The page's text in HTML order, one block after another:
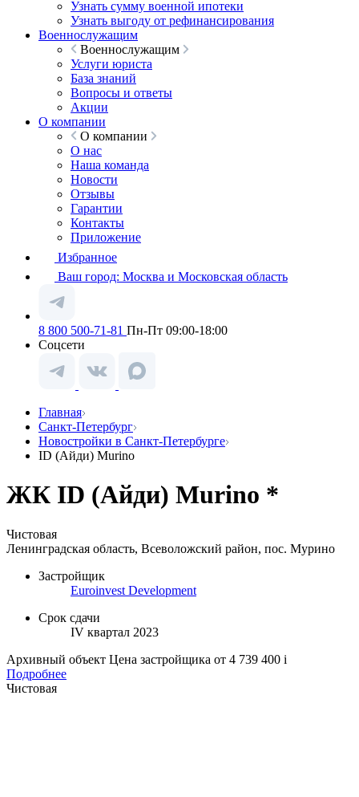
Узнать сумму военной ипотеки
Узнать выгоду от рефинансирования
Военнослужащим
Военнослужащим
Услуги юриста
База знаний
Вопросы и ответы
Акции
О компании
О компании
О нас
Наша команда
Новости
Отзывы
Гарантии
Контакты
Приложение
Избранное
Ваш город: Москва и Московская область
8 800 500-71-81 Пн-Пт 09:00-18:00
Соцсети
Главная
Санкт-Петербург
Новостройки в Санкт-Петербурге
ID (Айди) Murino
ЖК ID (Айди) Murino *
Чистовая
Ленинградская область, Всеволожский район, пос. Мурино
Застройщик
Euroinvest Development
Срок сдачи
IV квартал 2023
Архивный объект Цена застройщика от 4 739 400 i
Подробнее
Чистовая